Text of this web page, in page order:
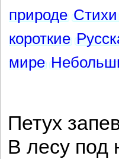
природе
короткие
мире
Петух
В лесу под